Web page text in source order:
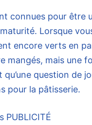
connues pour être
Lorsque
encore verts en
mangés, mais une
question de
pour la pâtisserie.
PUBLICITÉ